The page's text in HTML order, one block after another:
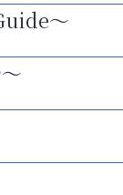
～